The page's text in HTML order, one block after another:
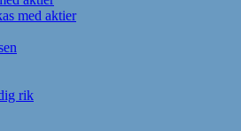
med aktier
rik